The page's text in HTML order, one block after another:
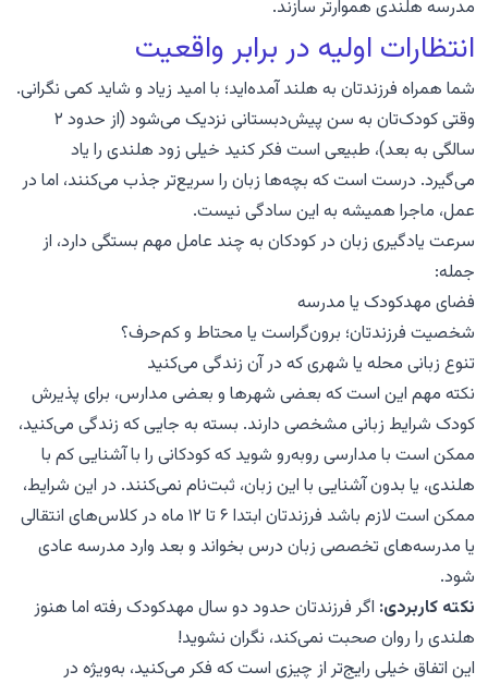
مدرسه هلندی هموارتر سازند.
انتظارات اولیه در برابر واقعیت
شما همراه فرزندتان به هلند آمده‌اید؛ با امید زیاد و شاید کمی نگرانی.
وقتی کودک‌تان به سن پیش‌دبستانی نزدیک می‌شود (از حدود ۲
سالگی به بعد)، طبیعی است فکر کنید خیلی زود هلندی را یاد
می‌گیرد. درست است که بچه‌ها زبان را سریع‌تر جذب می‌کنند، اما در
عمل، ماجرا همیشه به این سادگی نیست.
سرعت یادگیری زبان در کودکان به چند عامل مهم بستگی دارد، از
جمله:
فضای مهدکودک یا مدرسه
شخصیت فرزندتان؛ برون‌گراست یا محتاط و کم‌حرف؟
تنوع زبانی محله یا شهری که در آن زندگی می‌کنید
نکته مهم این است که بعضی شهرها و بعضی مدارس، برای پذیرش
کودک شرایط زبانی مشخصی دارند. بسته به جایی که زندگی می‌کنید،
ممکن است با مدارسی روبه‌رو شوید که کودکانی را با آشنایی کم با
هلندی، یا بدون آشنایی با این زبان، ثبت‌نام نمی‌کنند. در این شرایط،
ممکن است لازم باشد فرزندتان ابتدا ۶ تا ۱۲ ماه در کلاس‌های انتقالی
یا مدرسه‌های تخصصی زبان درس بخواند و بعد وارد مدرسه عادی
شود.
نکته کاربردی: اگر فرزندتان حدود دو سال مهدکودک رفته اما هنوز
هلندی را روان صحبت نمی‌کند، نگران نشوید!
این اتفاق خیلی رایج‌تر از چیزی است که فکر می‌کنید، به‌ویژه در